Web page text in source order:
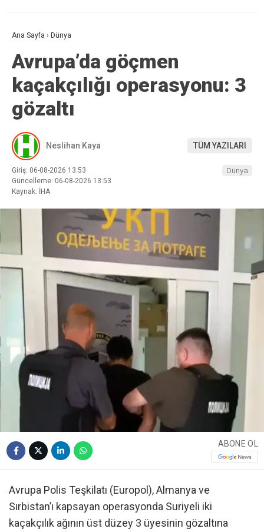
Ana Sayfa › Dünya
Avrupa’da göçmen
kaçakçılığı operasyonu: 3
gözaltı
Neslihan Kaya TÜM YAZILARI
Giriş: 06-08-2026 13:53
Güncelleme: 06-08-2026 13:53
Kaynak: İHA
Dünya
ABONE OL
Avrupa Polis Teşkilatı (Europol), Almanya ve
Sırbistan’ı kapsayan operasyonda Suriyeli iki
kaçakçılık ağının üst düzey 3 üyesinin gözaltına